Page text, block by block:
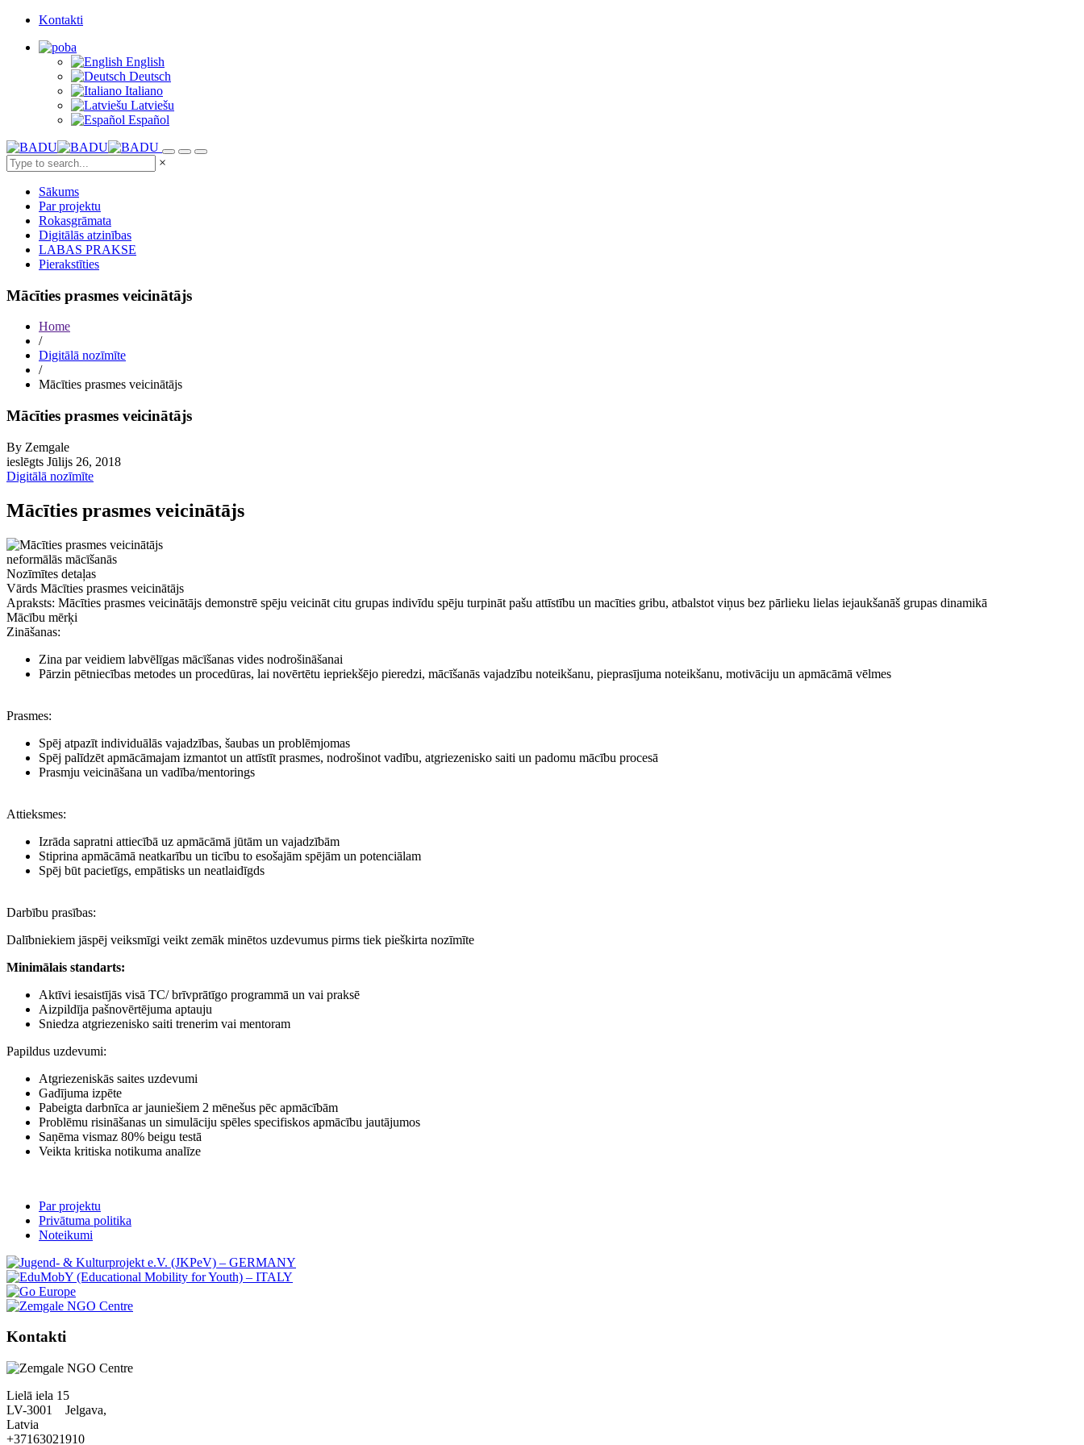
Kontakti
English
Deutsch
Italiano
Latviešu
Español
×
Sākums
Par projektu
Rokasgrāmata
Digitālās atzinības
LABAS PRAKSE
Pierakstīties
Mācīties prasmes veicinātājs
Home
/
Digitālā nozīmīte
/
Mācīties prasmes veicinātājs
Mācīties prasmes veicinātājs
By Zemgale
ieslēgts Jūlijs 26, 2018
Digitālā nozīmīte
Mācīties prasmes veicinātājs
neformālās mācīšanās
Nozīmītes detaļas
Vārds Mācīties prasmes veicinātājs
Apraksts: Mācīties prasmes veicinātājs demonstrē spēju veicināt citu grupas indivīdu spēju turpināt pašu attīstību un macīties gribu, atbalstot viņus bez pārlieku lielas iejaukšanāš grupas dinamikā
Mācību mērķi
Zināšanas:
Zina par veidiem labvēlīgas mācīšanas vides nodrošināšanai
Pārzin pētniecības metodes un procedūras, lai novērtētu iepriekšējo pieredzi, mācīšanās vajadzību noteikšanu, pieprasījuma noteikšanu, motivāciju un apmācāmā vēlmes
Prasmes:
Spēj atpazīt individuālās vajadzības, šaubas un problēmjomas
Spēj palīdzēt apmācāmajam izmantot un attīstīt prasmes, nodrošinot vadību, atgriezenisko saiti un padomu mācību procesā
Prasmju veicināšana un vadība/mentorings
Attieksmes:
Izrāda sapratni attiecībā uz apmācāmā jūtām un vajadzībām
Stiprina apmācāmā neatkarību un ticību to esošajām spējām un potenciālam
Spēj būt pacietīgs, empātisks un neatlaidīgds
Darbību prasības:
Dalībniekiem jāspēj veiksmīgi veikt zemāk minētos uzdevumus pirms tiek pieškirta nozīmīte
Minimālais standarts:
Aktīvi iesaistījās visā TC/ brīvprātīgo programmā un vai praksē
Aizpildīja pašnovērtējuma aptauju
Sniedza atgriezenisko saiti trenerim vai mentoram
Papildus uzdevumi:
Atgriezeniskās saites uzdevumi
Gadījuma izpēte
Pabeigta darbnīca ar jauniešiem 2 mēnešus pēc apmācībām
Problēmu risināšanas un simulāciju spēles specifiskos apmācību jautājumos
Saņēma vismaz 80% beigu testā
Veikta kritiska notikuma analīze
Par projektu
Privātuma politika
Noteikumi
Kontakti
Lielā iela 15
LV-3001 Jelgava,
Latvia
+37163021910